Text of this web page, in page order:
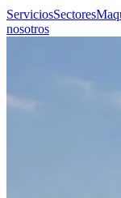
ServiciosSectores
nosotros